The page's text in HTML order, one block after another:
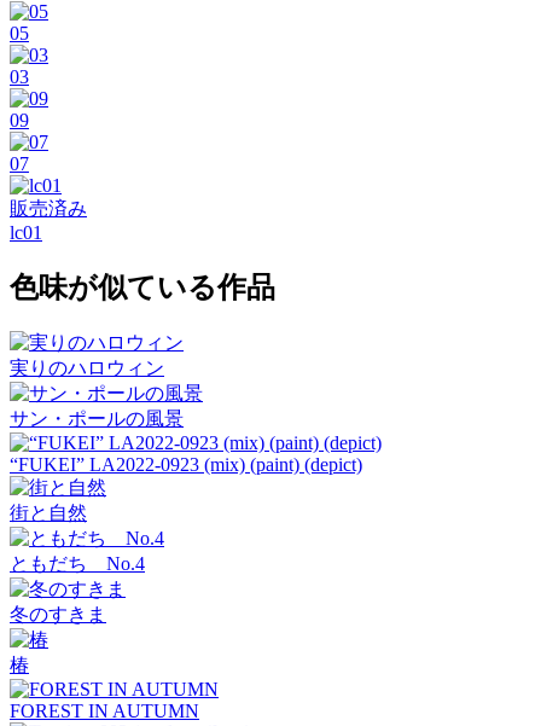
05
03
09
07
販売済み
lc01
色味が似ている作品
実りのハロウィン
サン・ポールの風景
“FUKEI” LA2022-0923 (mix) (paint) (depict)
街と自然
ともだち No.4
冬のすきま
椿
FOREST IN AUTUMN